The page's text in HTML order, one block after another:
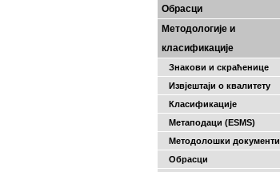
Обрасци
Методологије и
класификације
Знакови и скраћенице
Извјештаји о квалитету
Класификације
Метаподаци (ESMS)
Методолошки документи
Обрасци